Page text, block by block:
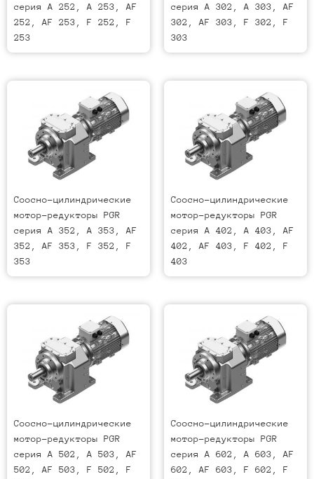
серия A 252, A 253, AF
252, AF 253, F 252, F
253
серия A 302, A 303, AF
302, AF 303, F 302, F
303
Соосно-цилиндрические
мотор-редукторы PGR
серия A 352, A 353, AF
352, AF 353, F 352, F
353
Соосно-цилиндрические
мотор-редукторы PGR
серия A 402, A 403, AF
402, AF 403, F 402, F
403
Соосно-цилиндрические
мотор-редукторы PGR
серия A 502, A 503, AF
502, AF 503, F 502, F
Соосно-цилиндрические
мотор-редукторы PGR
серия A 602, A 603, AF
602, AF 603, F 602, F